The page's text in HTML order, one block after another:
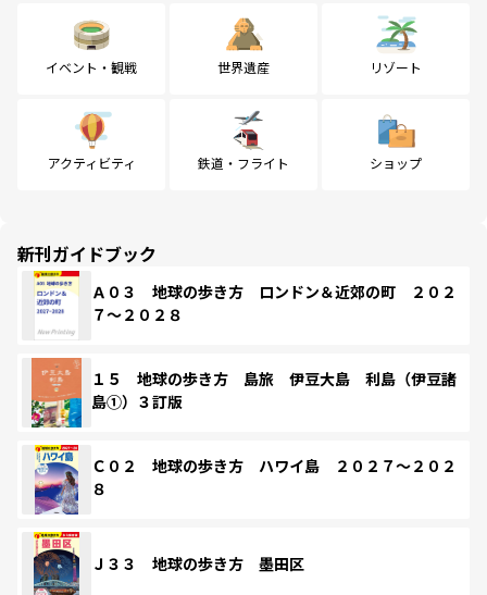
イベント・観戦 世界遺産 リゾート
アクティビティ 鉄道・フライト ショップ
新刊ガイドブック
Ａ０３ 地球の歩き方 ロンドン＆近郊の町 ２０２
７～２０２８
１５ 地球の歩き方 島旅 伊豆大島 利島（伊豆諸
島①）３訂版
Ｃ０２ 地球の歩き方 ハワイ島 ２０２７～２０２
８
Ｊ３３ 地球の歩き方 墨田区